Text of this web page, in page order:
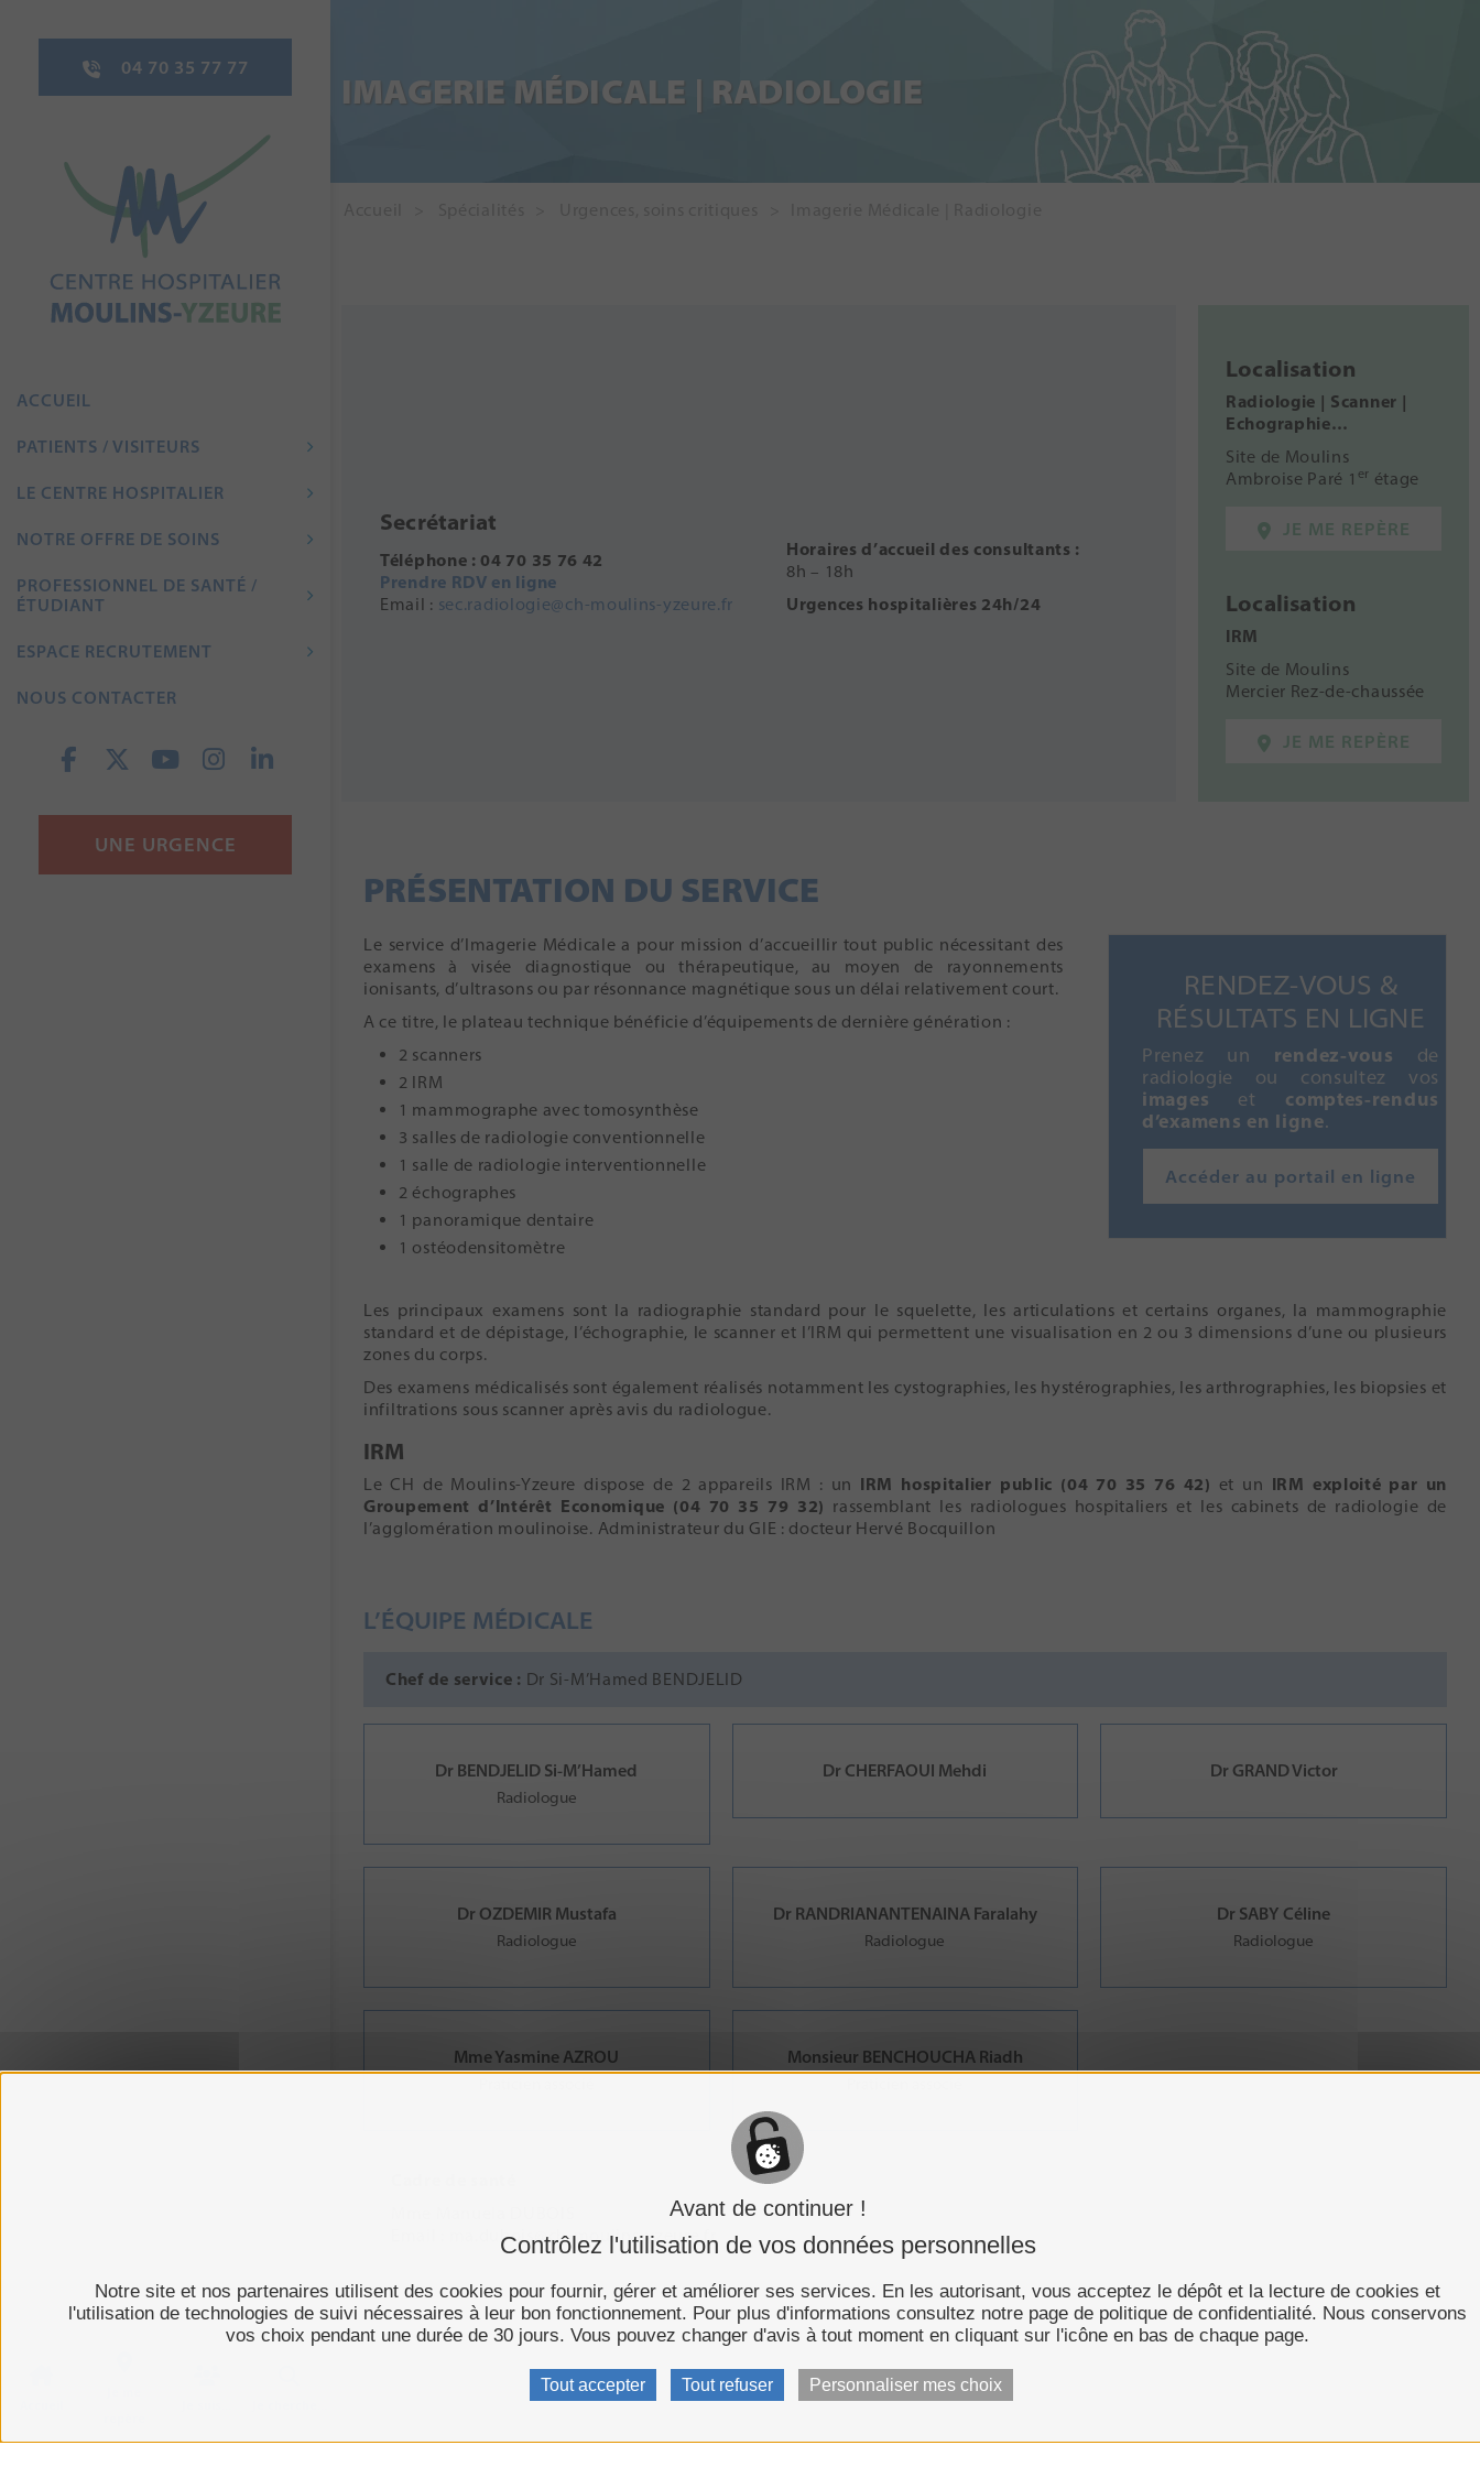
04 70 35 77 77
ACCUEIL
PATIENTS / VISITEURS
LE CENTRE HOSPITALIER
NOTRE OFFRE DE SOINS
PROFESSIONNEL DE SANTÉ /
ÉTUDIANT
ESPACE RECRUTEMENT
NOUS CONTACTER
UNE URGENCE
IMAGERIE MÉDICALE | RADIOLOGIE
Secrétariat
Téléphone : 04 70 35 76 42
Prendre RDV en ligne
Email : sec.radiologie@ch-moulins-yzeure.fr
Horaires d’accueil des consultants :
8h – 18h
Urgences hospitalières 24h/24
Localisation
Radiologie | Scanner |
Echographie…
Site de Moulins
Ambroise Paré 1 er étage
JE ME REPÈRE
Localisation
IRM
Site de Moulins
Mercier Rez-de-chaussée
JE ME REPÈRE
PRÉSENTATION DU SERVICE
Le service d’Imagerie Médicale a pour mission d’accueillir tout public nécessitant des
examens à visée diagnostique ou thérapeutique, au moyen de rayonnements
ionisants, d’ultrasons ou par résonnance magnétique sous un délai relativement court.
A ce titre, le plateau technique bénéficie d’équipements de dernière génération :
2 scanners
2 IRM
1 mammographe avec tomosynthèse
3 salles de radiologie conventionnelle
1 salle de radiologie interventionnelle
2 échographes
1 panoramique dentaire
1 ostéodensitomètre
RENDEZ-VOUS &
RÉSULTATS EN LIGNE
Prenez un rendez-vous de
radiologie ou consultez vos
images et comptes-rendus
d’examens en ligne.
Accéder au portail en ligne
Les principaux examens sont la radiographie standard pour le squelette, les articulations et certains organes, la mammographie
standard et de dépistage, l’échographie, le scanner et l’IRM qui permettent une visualisation en 2 ou 3 dimensions d’une ou plusieurs
zones du corps.
Des examens médicalisés sont également réalisés notamment les cystographies, les hystérographies, les arthrographies, les biopsies et
infiltrations sous scanner après avis du radiologue.
IRM
Le CH de Moulins-Yzeure dispose de 2 appareils IRM : un IRM hospitalier public (04 70 35 76 42) et un IRM exploité par un
Groupement d’Intérêt Economique (04 70 35 79 32) rassemblant les radiologues hospitaliers et les cabinets de radiologie de
l’agglomération moulinoise. Administrateur du GIE : docteur Hervé Bocquillon
L’ÉQUIPE MÉDICALE
Chef de service : Dr Si-M’Hamed BENDJELID
Dr BENDJELID Si-M’Hamed
Radiologue
Dr CHERFAOUI Mehdi Dr GRAND Victor
Dr OZDEMIR Mustafa
Radiologue
Dr RANDRIANANTENAINA Faralahy
Radiologue
Dr SABY Céline
Radiologue
Mme Yasmine AZROU Monsieur BENCHOUCHA Riadh
Email : ma.dubois@ch-moulins-yzeure.fr
Avant de continuer !
Contrôlez l'utilisation de vos données personnelles
Notre site et nos partenaires utilisent des cookies pour fournir, gérer et améliorer ses services. En les autorisant, vous acceptez le dépôt et la lecture de cookies et
l'utilisation de technologies de suivi nécessaires à leur bon fonctionnement. Pour plus d'informations consultez notre page de politique de confidentialité. Nous conservons
vos choix pendant une durée de 30 jours. Vous pouvez changer d'avis à tout moment en cliquant sur l'icône en bas de chaque page.
Tout accepter Tout refuser Personnaliser mes choix